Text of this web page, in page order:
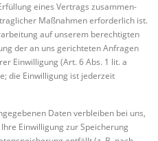
eines Ver­trags zusam­men­
Maß­nah­men erfor­der­lich ist.
auf unse­rem berech­tig­ten
der an uns gerich­te­ten Anfra­gen
Ein­wil­li­gung (Art. 6 Abs. 1 lit. a
die Ein­wil­li­gung ist jeder­zeit
Daten ver­blei­ben bei uns,
Ein­wil­li­gung zur Spei­che­rung